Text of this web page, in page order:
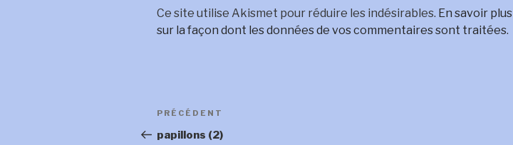
Ce site utilise Akismet pour réduire les indésirables. En savoir plus
sur la façon dont les données de vos commentaires sont traitées.
Navigation
de
Article
précédent
PRÉCÉDENT
papillons (2)